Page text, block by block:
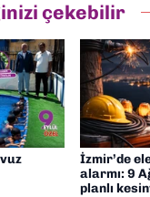
editörlük
çekebilir
İzmir’de
alarmı: 9
planlı